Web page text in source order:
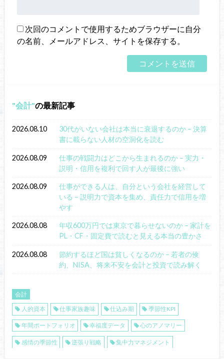
次回のコメントで使用するためブラウザーに自分
の名前、メールアドレス、サイトを保存する。
会計 の最新記事
2026.08.10
30代がいない会社は本当に衰退するのか – 決算
書に載らない人材の空洞化を読む
2026.08.09
仕事の戦闘力はどこから生まれるのか – 実力・
説明・信用を複利で回す人が最後に強い
2026.08.09
仕事ができる人は、自分という会社を経営して
いる – 説明力で資本を集め、責任力で信用を増
やす
2026.08.08
年収600万円では東京で暮らせないのか – 家計を
PL・CF・固定費で読むと見える本当の豊かさ
2026.08.08
節約するほど国は貧しくなるのか – 若者の倹
約、NISA、将来不安を会計と投資で読み解く
会計
人的資本
仕事家族趣味 仕込み期 季節性KPI
年間ポートフォリオ 幸福度データ 心のアノマリー
感情の季節性 逆張り戦略 集中力マネジメント